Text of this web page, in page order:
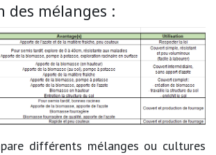
des mélanges :
différents mélanges ou cultures